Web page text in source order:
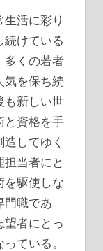
活に彩り
続けている
多くの若者
気を保ち続
も新しい世
と資格を手
してゆく
当者にと
を駆使しな
門職であ
望者にとっ
ている。